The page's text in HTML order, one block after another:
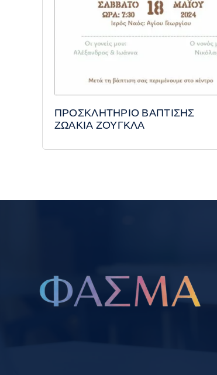
ΠΡΟΣΚΛΗΤΗΡΙΟ ΒΑΠΤΙΣΗΣ
ΖΩΑΚΙΑ ΖΟΥΓΚΛΑ